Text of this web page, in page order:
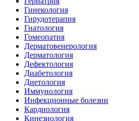
Гинекология
Гирудотерапия
Гнатология
Гомеопатия
Дерматовенерология
Дерматология
Дефектология
Диабетология
Диетология
Иммунология
Инфекционные болезни
Кардиология
Кинезиология